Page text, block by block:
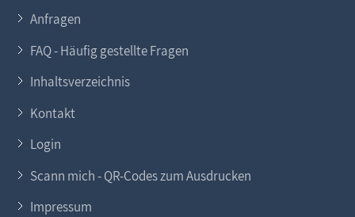
Anfragen
FAQ - Häufig gestellte Fragen
Inhaltsverzeichnis
Kontakt
Login
Scann mich - QR-Codes zum Ausdrucken
Impressum